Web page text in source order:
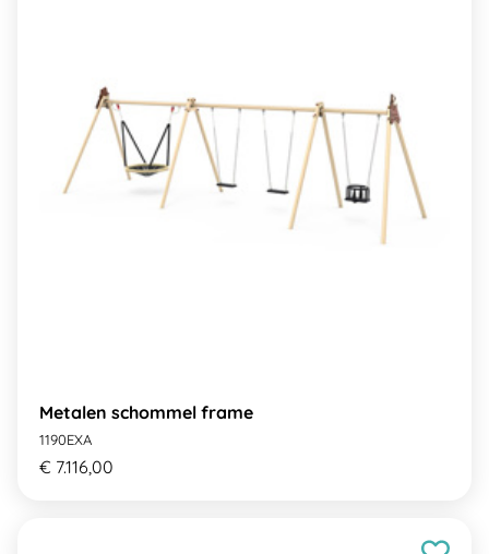
Metalen schommel frame
1190EXA
€ 7.116,00